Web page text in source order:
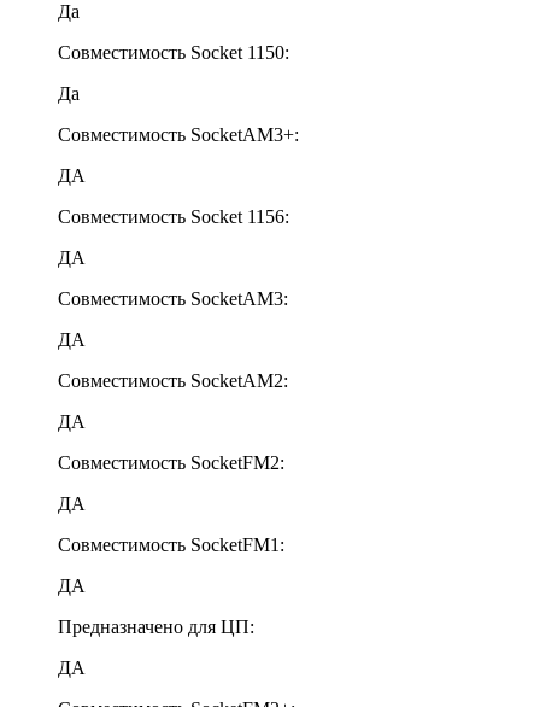
Да
Совместимость Socket 1150:
Да
Совместимость SocketAM3+:
ДА
Совместимость Socket 1156:
ДА
Совместимость SocketAM3:
ДА
Совместимость SocketAM2:
ДА
Совместимость SocketFM2:
ДА
Совместимость SocketFM1:
ДА
Предназначено для ЦП:
ДА